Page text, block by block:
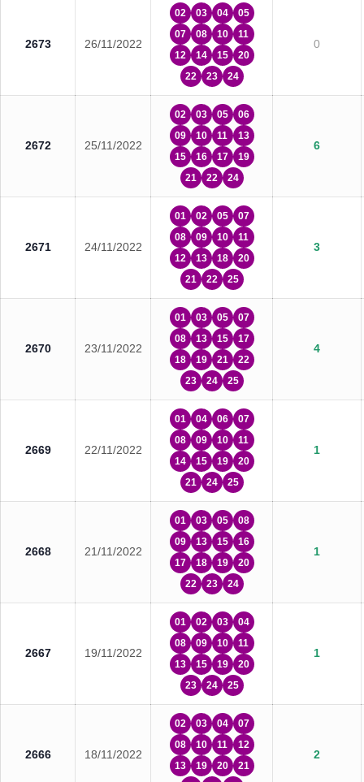
2673 26/11/2022
02 03 04
05
07
08 10
11
12
14 15
20
22
23 24
0
2672 25/11/2022
02 03 05
06
09
10 11
13
15
16 17
19
21
22 24
6
2671 24/11/2022
01 02 05
07
08
09 10
11
12
13 18
20
21
22 25
3
2670 23/11/2022
01 03 05
07
08
13 15
17
18
19 21
22
23
24 25
4
2669 22/11/2022
01 04 06
07
08
09 10
11
14
15 19
20
21
24 25
1
2668 21/11/2022
01 03 05
08
09
13 15
16
17
18 19
20
22
23 24
1
2667 19/11/2022
01 02 03
04
08
09 10
11
13
15 19
20
23
24 25
1
2666 18/11/2022
02 03 04
07
08
10 11
12
13
19 20
21
2